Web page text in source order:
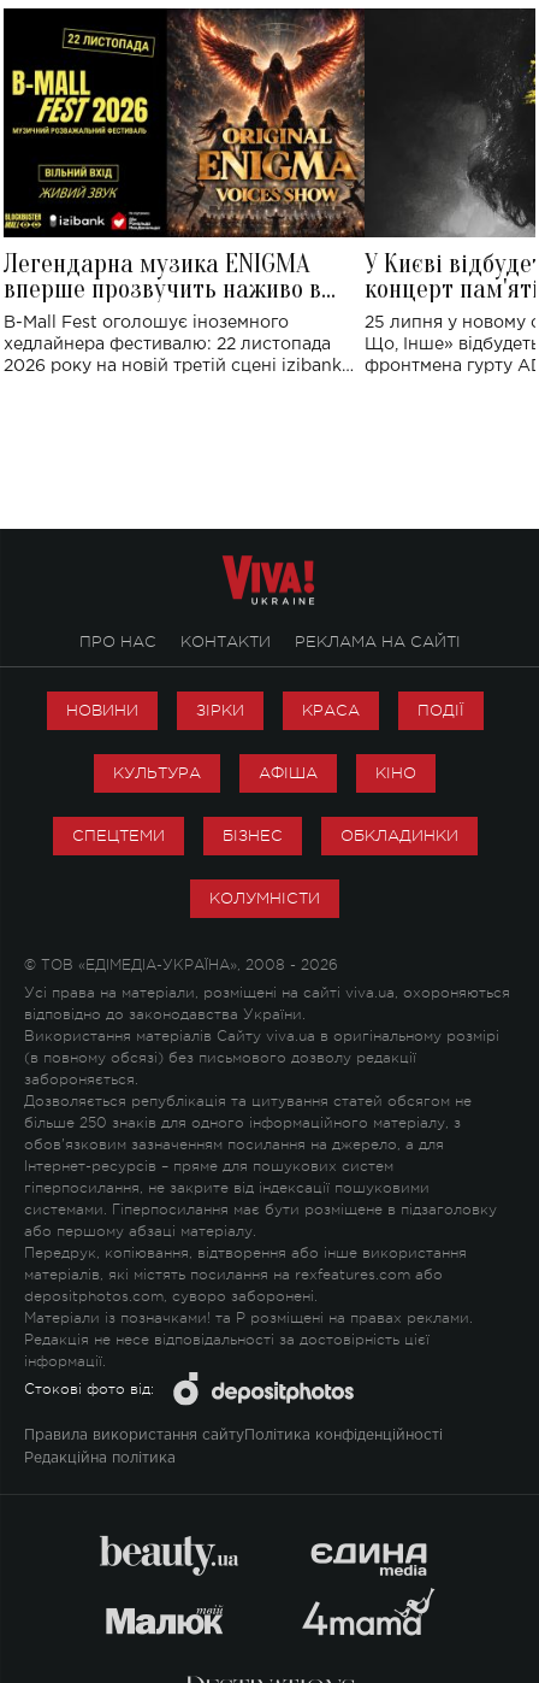
Легендарна музика ENIGMA
вперше прозвучить наживо в
Україні: де відбудеться концерт
B-Mall Fest оголошує іноземного
хедлайнера фестивалю: 22 листопада
2026 року на новій третій сцені izibank
У Києві
концерт
Клименка:
виконають
25 липня у новому
Що, Інше»
фронтмена гурту
ПРО НАС КОНТАКТИ РЕКЛАМА НА САЙТІ
НОВИНИ ЗІРКИ КРАСА ПОДІЇ
КУЛЬТУРА АФІША КІНО
СПЕЦТЕМИ БІЗНЕС ОБКЛАДИНКИ
КОЛУМНІСТИ
© ТОВ «ЕДІМЕДІА-УКРАЇНА», 2008 - 2026
Усі права на матеріали, розміщені на сайті viva.ua, охороняються
відповідно до законодавства України.
Використання матеріалів Сайту viva.ua в оригінальному розмірі
(в повному обсязі) без письмового дозволу редакції
забороняється.
Дозволяється републікація та цитування статей обсягом не
більше 250 знаків для одного інформаційного матеріалу, з
обов'язковим зазначенням посилання на джерело, а для
Інтернет-ресурсів – пряме для пошукових систем
гіперпосилання, не закрите від індексації пошуковими
системами. Гіперпосилання має бути розміщене в підзаголовку
або першому абзаці матеріалу.
Передрук, копіювання, відтворення або інше використання
матеріалів, які містять посилання на rexfeatures.com або
depositphotos.com, суворо заборонені.
Матеріали із позначками! та P розміщені на правах реклами.
Редакція не несе відповідальності за достовірність цієї
інформації.
Стокові фото від:
Правила використання сайту Політика конфіденційності
Редакційна політика